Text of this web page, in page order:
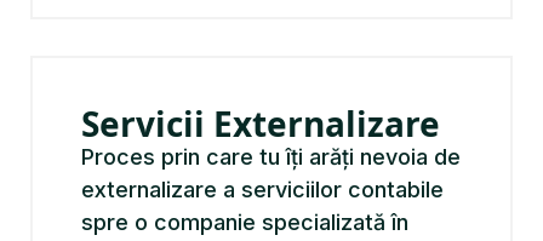
Servicii Externalizare
Proces prin care tu îți arăți nevoia de
externalizare a serviciilor contabile
spre o companie specializată în